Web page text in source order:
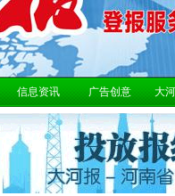
信息资讯 广告创意 大